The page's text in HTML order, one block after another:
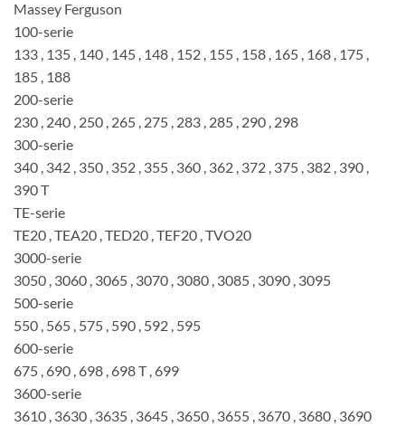
Massey Ferguson
100-serie
133 , 135 , 140 , 145 , 148 , 152 , 155 , 158 , 165 , 168 , 175 ,
185 , 188
200-serie
230 , 240 , 250 , 265 , 275 , 283 , 285 , 290 , 298
300-serie
340 , 342 , 350 , 352 , 355 , 360 , 362 , 372 , 375 , 382 , ​​390 ,
390 T
TE-serie
TE20 , TEA20 , TED20 , TEF20 , TVO20
3000-serie
3050 , 3060 , 3065 , 3070 , 3080 , 3085 , 3090 , 3095
500-serie
550 , 565 , 575 , 590 , 592 , 595
600-serie
675 , 690 , 698 , 698 T , 699
3600-serie
3610 , 3630 , 3635 , 3645 , 3650 , 3655 , 3670 , 3680 , 3690